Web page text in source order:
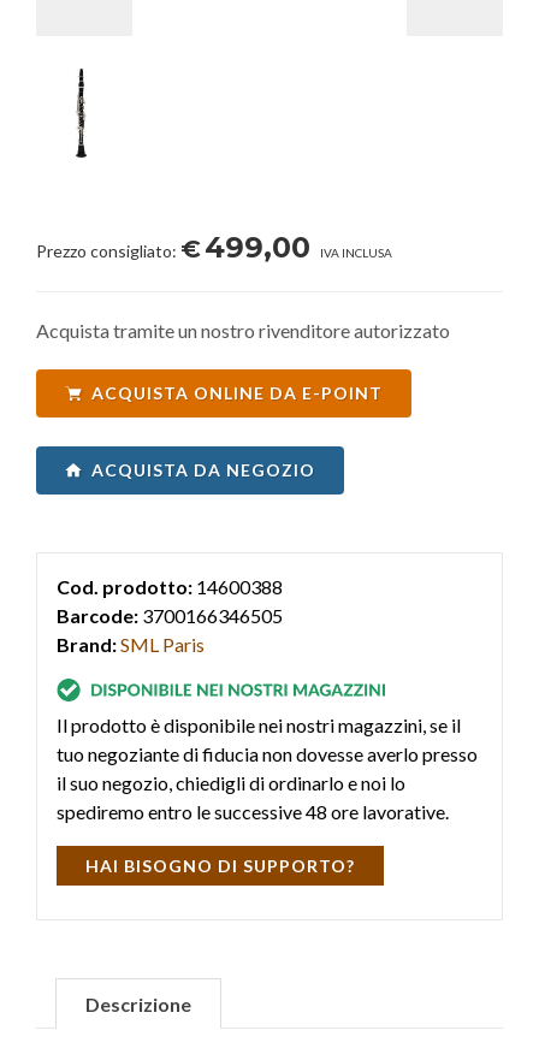
Prezzo consigliato: €499,00 IVA INCLUSA
Acquista tramite un nostro rivenditore autorizzato
ACQUISTA ONLINE DA E-POINT
ACQUISTA DA NEGOZIO
Cod. prodotto: 14600388
Barcode: 3700166346505
Brand:SML Paris
Il prodotto è disponibile nei nostri magazzini, se il
tuo negoziante di fiducia non dovesse averlo presso
il suo negozio, chiedigli di ordinarlo e noi lo
spediremo entro le successive 48 ore lavorative.
HAI BISOGNO DI SUPPORTO?
Descrizione